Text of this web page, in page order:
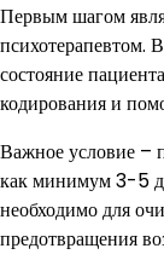
Первым шагом
психотерапевтом.
состояние
кодирования и
Важное условие –
как минимум 3-5
необходимо для
предотвращения